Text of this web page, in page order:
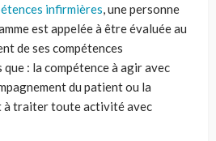
infirmières, une personne
est appelée à être évaluée au
de ses compétences
: la compétence à agir avec
du patient ou la
à traiter toute activité avec